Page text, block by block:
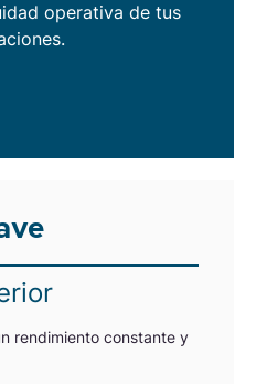
operativa de tus
rendimiento constante y